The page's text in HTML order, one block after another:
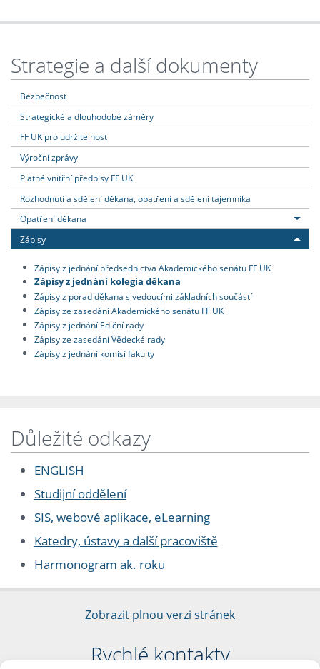
Strategie a další dokumenty
Bezpečnost
Strategické a dlouhodobé záměry
FF UK pro udržitelnost
Výroční zprávy
Platné vnitřní předpisy FF UK
Rozhodnutí a sdělení děkana, opatření a sdělení tajemníka
Opatření děkana
Zápisy
Zápisy z jednání předsednictva Akademického senátu FF UK
Zápisy z jednání kolegia děkana
Zápisy z porad děkana s vedoucími základních součástí
Zápisy ze zasedání Akademického senátu FF UK
Zápisy z jednání Ediční rady
Zápisy ze zasedání Vědecké rady
Zápisy z jednání komisí fakulty
Důležité odkazy
ENGLISH
Studijní oddělení
SIS, webové aplikace, eLearning
Katedry, ústavy a další pracoviště
Harmonogram ak. roku
Zobrazit plnou verzi stránek
Rychlé kontakty